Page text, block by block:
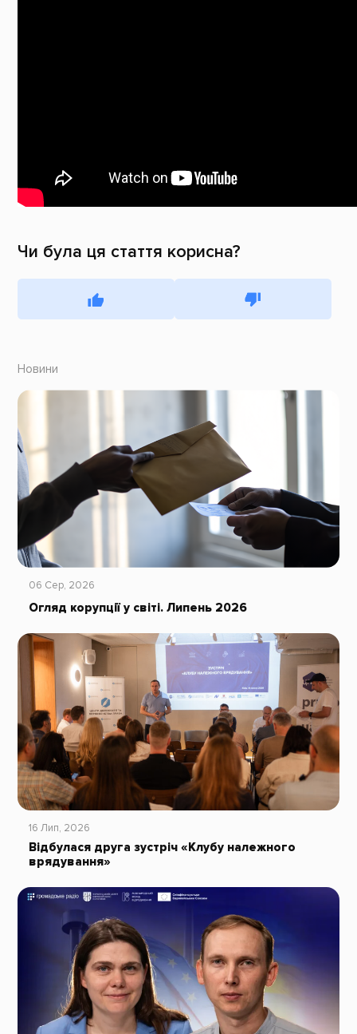
Чи була ця стаття корисна?
Новини
06 Сер, 2026
Огляд корупції у світі. Липень 2026
16 Лип, 2026
Відбулася друга зустріч «Клубу належного
врядування»